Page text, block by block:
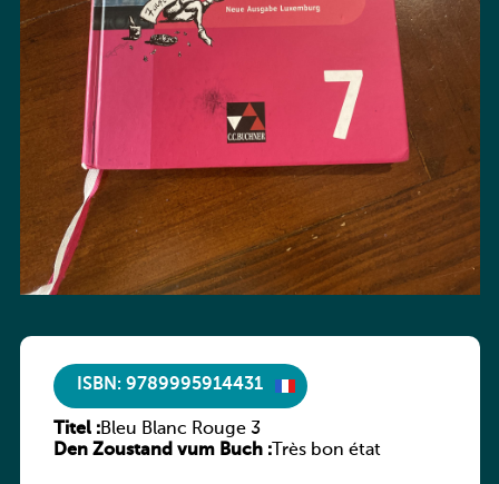
ISBN: 9789995914431
Titel :Bleu Blanc Rouge 3
Den Zoustand vum Buch :Très bon état